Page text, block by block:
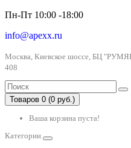
Пн-Пт 10:00 -18:00
info@apexx.ru
Москва, Киевское шоссе, БЦ
408
Товаров 0 (0 руб.)
Ваша корзина пуста!
Категории